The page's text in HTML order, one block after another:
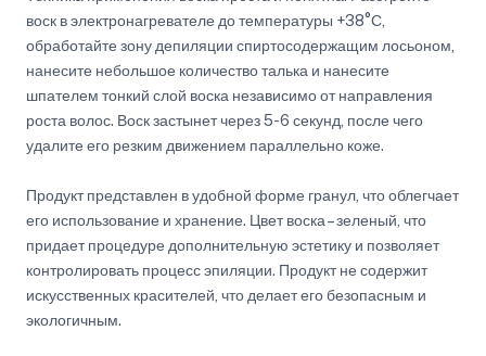
воск в электронагревателе до температуры +38°С,
обработайте зону депиляции спиртосодержащим лосьоном,
нанесите небольшое количество талька и нанесите
шпателем тонкий слой воска независимо от направления
роста волос. Воск застынет через 5-6 секунд, после чего
удалите его резким движением параллельно коже.
Продукт представлен в удобной форме гранул, что облегчает
его использование и хранение. Цвет воска – зеленый, что
придает процедуре дополнительную эстетику и позволяет
контролировать процесс эпиляции. Продукт не содержит
искусственных красителей, что делает его безопасным и
экологичным.